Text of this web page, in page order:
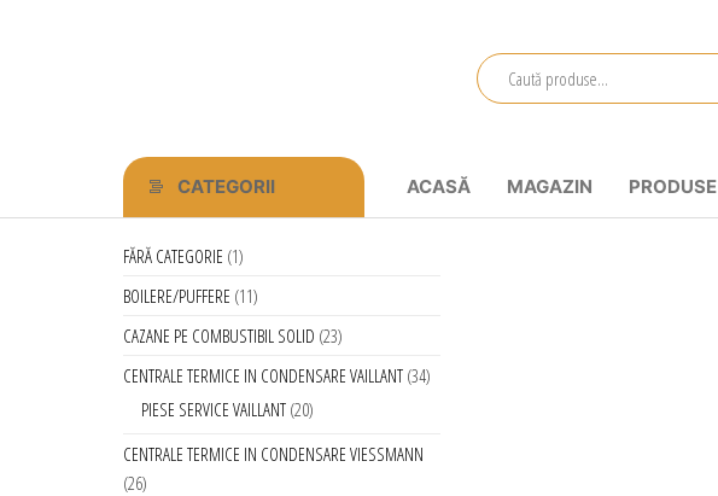
CATEGORII ACASĂ MAGAZIN PRODUSE
FĂRĂ CATEGORIE 1
BOILERE/PUFFERE 11
CAZANE PE COMBUSTIBIL SOLID 23
CENTRALE TERMICE IN CONDENSARE VAILLANT 34
PIESE SERVICE VAILLANT 20
CENTRALE TERMICE IN CONDENSARE VIESSMANN
26